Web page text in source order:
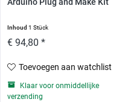
Inhoud1 Stück
€ 94,80 *
Toevoegen aan watchlist
Klaar voor onmiddellijke
verzending